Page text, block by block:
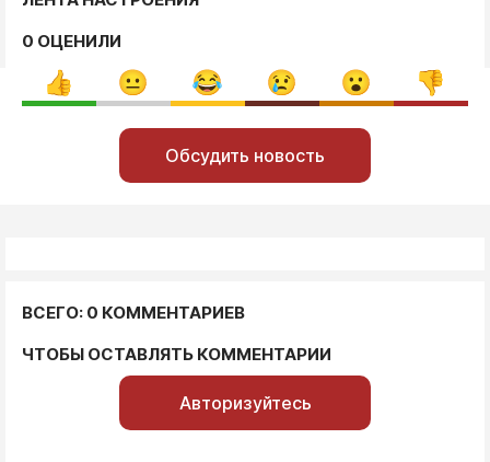
0 ОЦЕНИЛИ
Обсудить новость
ВСЕГО: 0 КОММЕНТАРИЕВ
ЧТОБЫ ОСТАВЛЯТЬ КОММЕНТАРИИ
Авторизуйтесь